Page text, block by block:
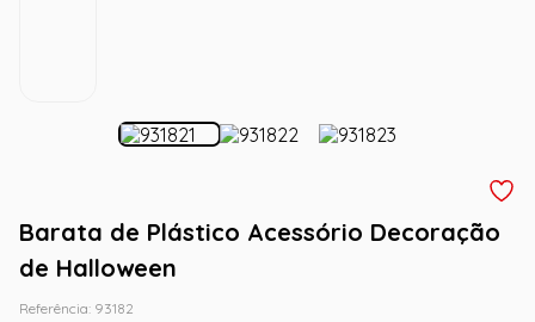
Barata de Plástico Acessório Decoração
de Halloween
Referência: 93182